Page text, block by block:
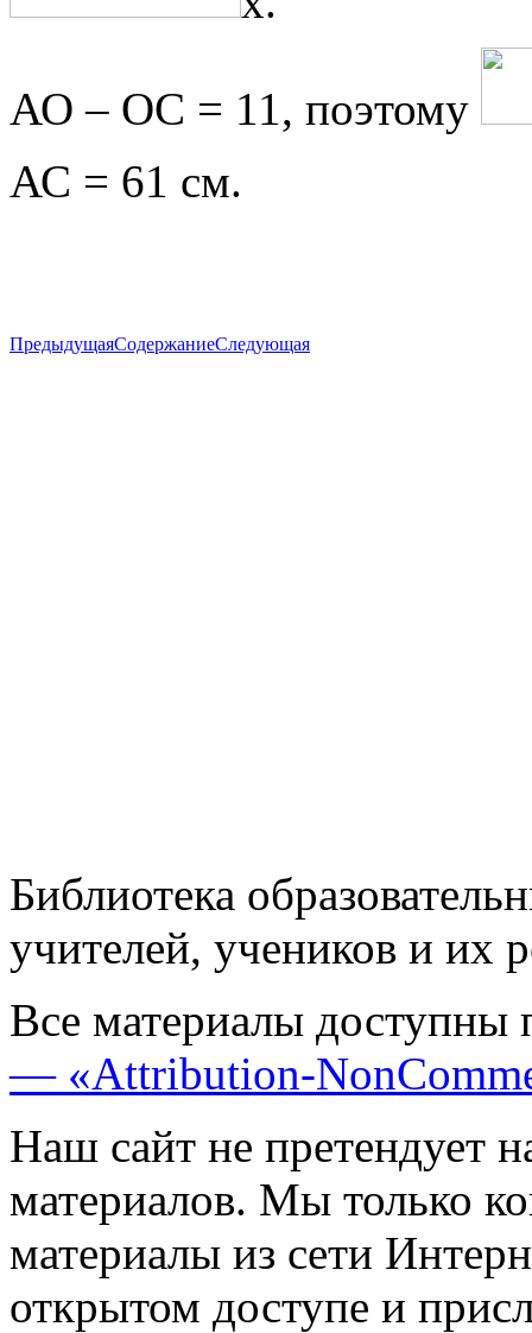
АО – ОС = 11, поэтому
АС = 61 см.
ПредыдущаяСодержаниеСледующая
Библиотека
учителей, учеников и их
Все материалы доступны
— «Attribution-
Наш сайт не претендует
материалов. Мы только
материалы из сети
открытом доступе и